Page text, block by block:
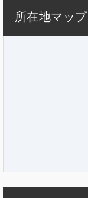
所在地マップ